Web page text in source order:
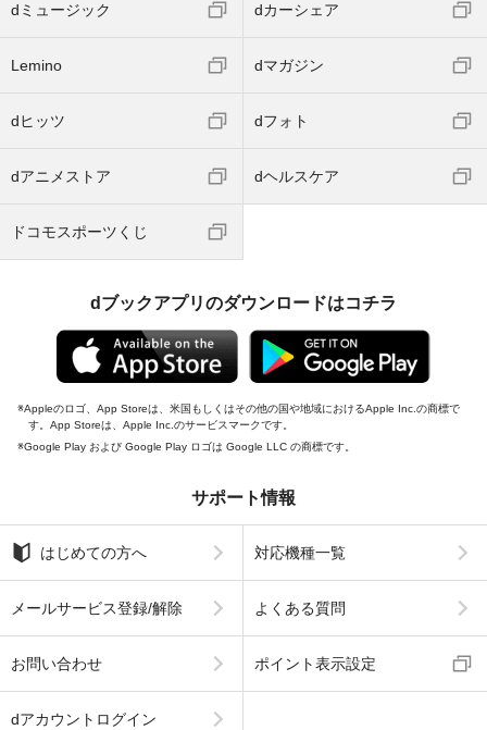
dミュージック dカーシェア
Lemino dマガジン
dヒッツ dフォト
dアニメストア dヘルスケア
ドコモスポーツくじ
dブックアプリのダウンロードはコチラ
Appleのロゴ、App Storeは、米国もしくはその他の国や地域におけるApple Inc.の商標で
す。App Storeは、Apple Inc.のサービスマークです。
Google Play および Google Play ロゴは Google LLC の商標です。
サポート情報
はじめての方へ 対応機種一覧
メールサービス登録/解除 よくある質問
お問い合わせ ポイント表示設定
dアカウントログイン